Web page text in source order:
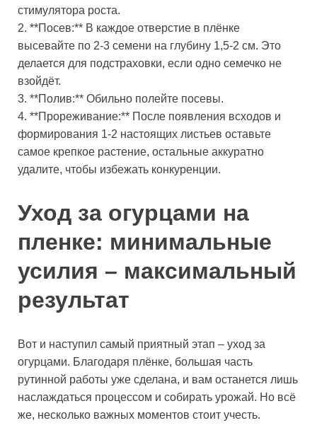
стимулятора роста.
2. **Посев:** В каждое отверстие в плёнке
высевайте по 2-3 семени на глубину 1,5-2 см. Это
делается для подстраховки, если одно семечко не
взойдёт.
3. **Полив:** Обильно полейте посевы.
4. **Прореживание:** После появления всходов и
формирования 1-2 настоящих листьев оставьте
самое крепкое растение, остальные аккуратно
удалите, чтобы избежать конкуренции.
Уход за огурцами на
пленке: минимальные
усилия – максимальный
результат
Вот и наступил самый приятный этап – уход за
огурцами. Благодаря плёнке, большая часть
рутинной работы уже сделана, и вам останется лишь
наслаждаться процессом и собирать урожай. Но всё
же, несколько важных моментов стоит учесть.